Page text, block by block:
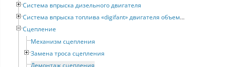
Система впрыска дизельного двигателя
Система впрыска топлива «digifant» двигателя объемом 2 литра
Сцепление
Механизм сцепления
Замена троса сцепления
Демонтаж сцепления